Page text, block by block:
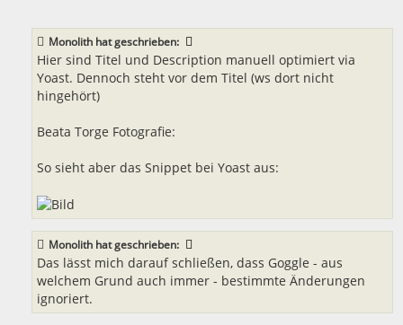
Monolith hat geschrieben:
Hier sind Titel und Description manuell optimiert via
Yoast. Dennoch steht vor dem Titel (ws dort nicht
hingehört)
Beata Torge Fotografie:
So sieht aber das Snippet bei Yoast aus:
Monolith hat geschrieben:
Das lässt mich darauf schließen, dass Goggle - aus
welchem Grund auch immer - bestimmte Änderungen
ignoriert.